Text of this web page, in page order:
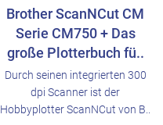
Brother ScanNCut CM
Serie CM750 + Das
große Plotterbuch fü..
Durch seinen integrierten 300
dpi Scanner ist der
Hobbyplotter ScanNCut von B..